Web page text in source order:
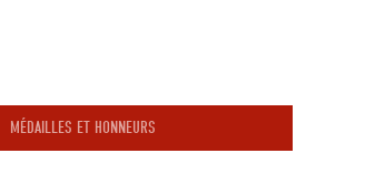
MÉDAILLES ET HONNEURS